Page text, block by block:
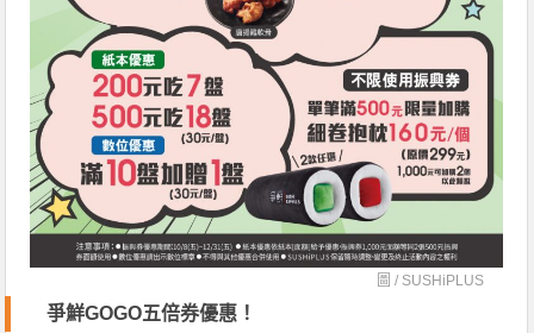
圖 / SUSHiPLUS
爭鮮GOGO五倍券優惠！